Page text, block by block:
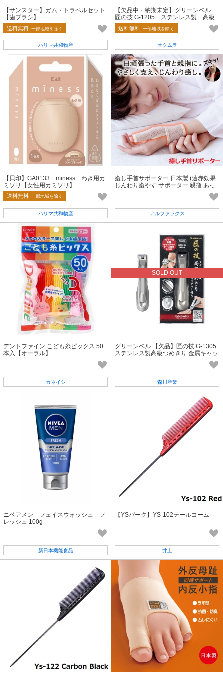
【サンスター】ガム・トラベルセット
【歯ブラシ】
送料無料 一部地域を除く
ハリマ共和物産
【欠品中・納期未定】グリーンベル
匠の技 G-1205 ステンレス製 高級
爪切り つめきり
送料無料 一部地域を除く
オクムラ
【貝印】GA0133 miness わき用カ
ミソリ【女性用カミソリ】
送料無料 一部地域を除く
ハリマ共和物産
癒し手首サポーター 日本製 (遠赤効果
じんわり癒やす サポーター 親指 あっ
アルファックス
デントファイン こども糸ピックス 50
本入【オーラル】
カネイシ
SOLD OUT
グリーンベル 【欠品】匠の技 G-1305
ステンレス製高級つめきり 金属キャッ
森川産業
ニベアメン フェイスウォッシュ フ
レッシュ 100g
新日本機能食品
【YSパーク】YS-102テールコーム
井上